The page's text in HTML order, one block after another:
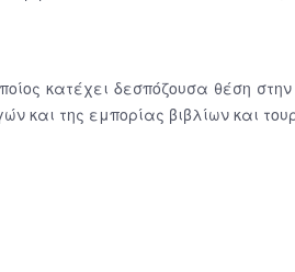
κατέχει δεσπόζουσα θέση
της εμπορίας βιβλίων και